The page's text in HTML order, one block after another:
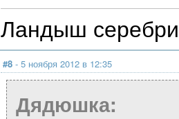
Ландыш
#8 - 5 ноября 2012 в 12:35
Дядюшка: